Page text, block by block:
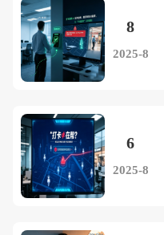
8
2025-8
6
2025-8